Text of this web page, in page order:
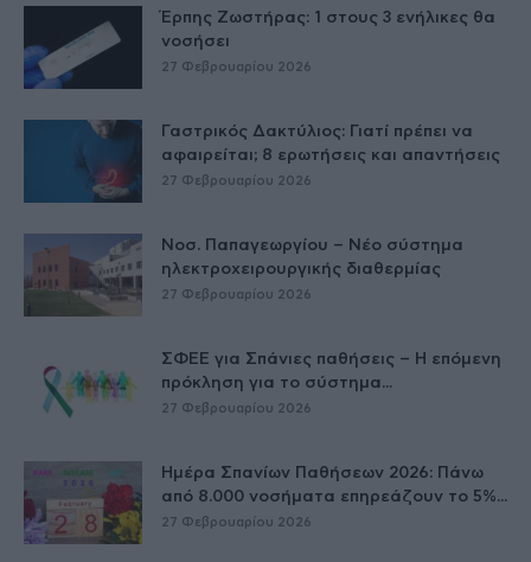
Έρπης Ζωστήρας: 1 στους 3 ενήλικες θα
νοσήσει
27 Φεβρουαρίου 2026
Γαστρικός Δακτύλιος: Γιατί πρέπει να
αφαιρείται; 8 ερωτήσεις και απαντήσεις
27 Φεβρουαρίου 2026
Νοσ. Παπαγεωργίου – Νέο σύστημα
ηλεκτροχειρουργικής διαθερμίας
27 Φεβρουαρίου 2026
ΣΦΕΕ για Σπάνιες παθήσεις – Η επόμενη
πρόκληση για το σύστημα...
27 Φεβρουαρίου 2026
Ημέρα Σπανίων Παθήσεων 2026: Πάνω
από 8.000 νοσήματα επηρεάζουν το 5%...
27 Φεβρουαρίου 2026